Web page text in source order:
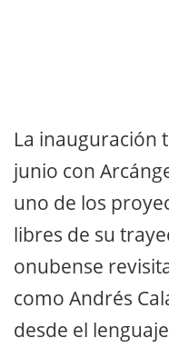
La inauguración
junio con
uno de los
libres de su
onubense
como Andrés
desde el